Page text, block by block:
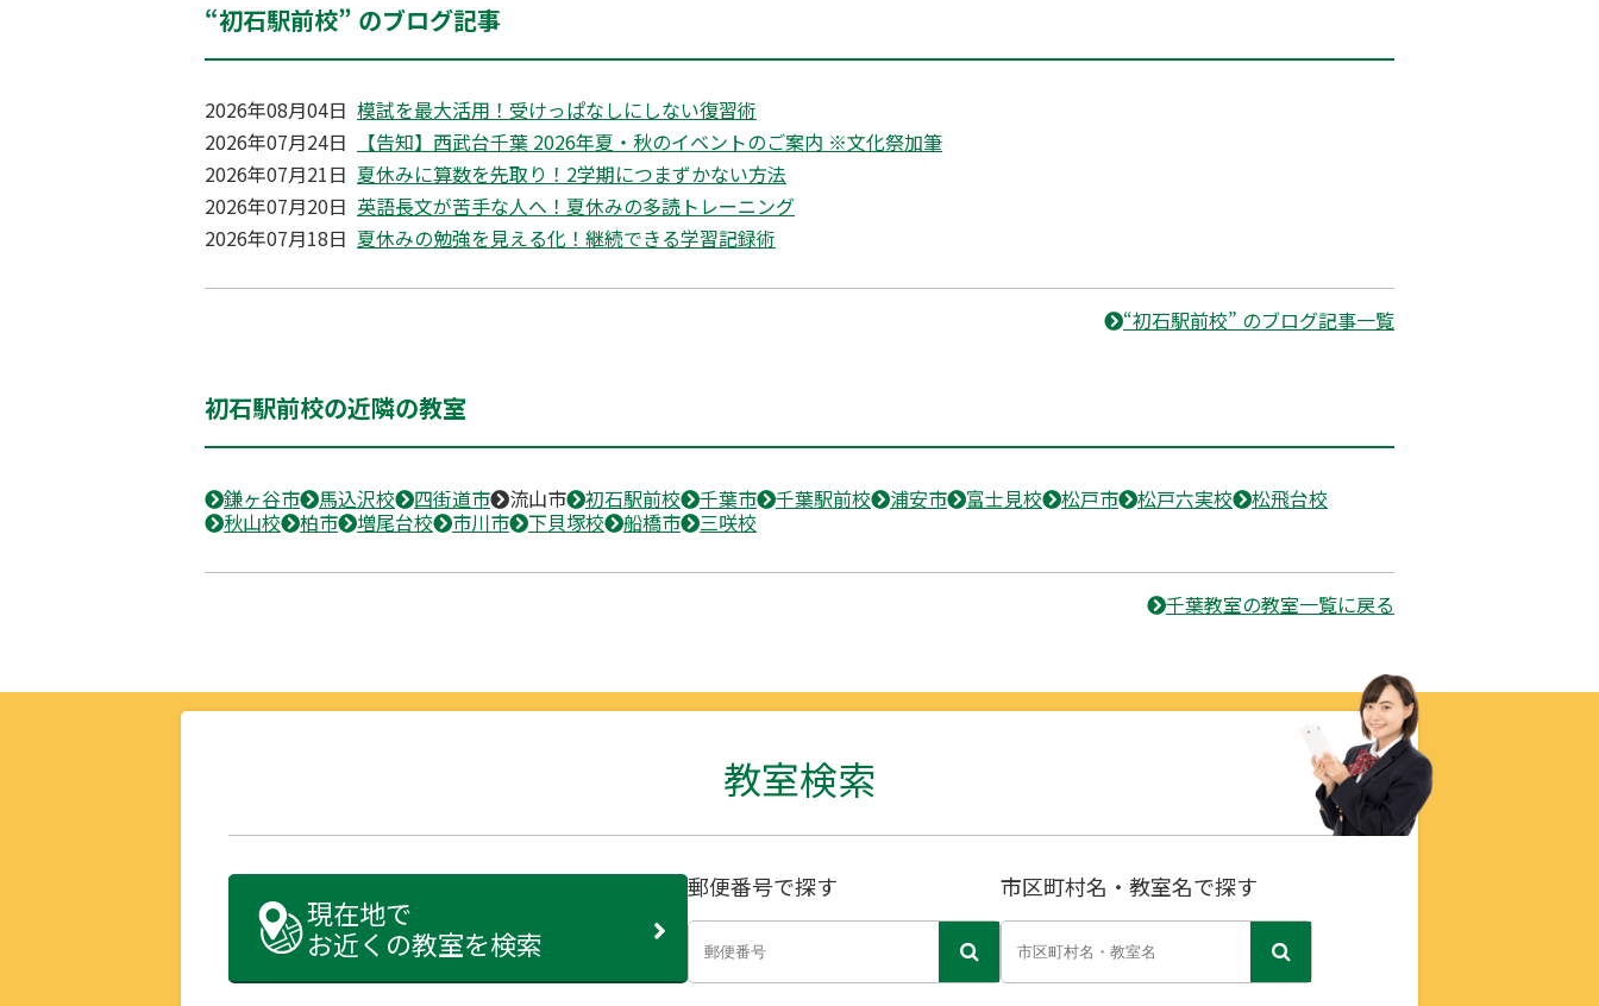
“初石駅前校” のブログ記事
2026年08月04日 模試を最大活用！受けっぱなしにしない復習術
2026年07月24日
【告知】西武台千葉 2026年夏・秋のイベントのご案内 ※文化祭加筆
2026年07月21日 夏休みに算数を先取り！2学期につまずかない方法
2026年07月20日 英語長文が苦手な人へ！夏休みの多読トレーニング
2026年07月18日 夏休みの勉強を見える化！継続できる学習記録術
“初石駅前校” のブログ記事一覧
初石駅前校の近隣の教室
鎌ヶ谷市 馬込沢校 四街道市 流山市 初石駅前校 千葉市 千葉駅前校 浦安市 富士見校 松戸市 松戸六実校
松飛台校
秋山校
柏市 増尾台校 市川市 下貝塚校 船橋市 三咲校
千葉教室の教室一覧に戻る
教室検索
現在地で
お近くの教室を検索
郵便番号で探す 市区町村名・教室名で探す